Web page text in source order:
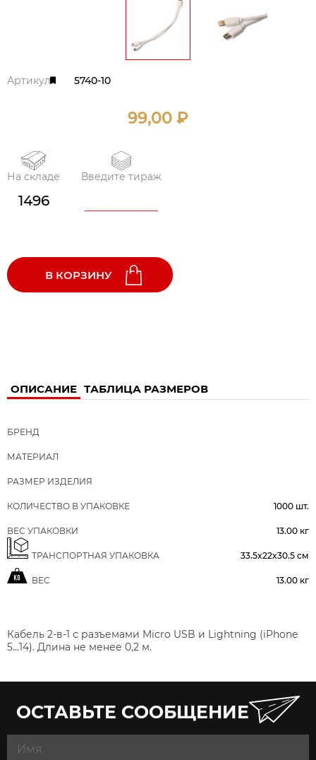
Артикул: 5740-10
99,00 ₽
На складе
1496
Введите тираж
В КОРЗИНУ
ОПИСАНИЕ ТАБЛИЦА РАЗМЕРОВ
БРЕНД
МАТЕРИАЛ
РАЗМЕР ИЗДЕЛИЯ
КОЛИЧЕСТВО В УПАКОВКЕ 1000 шт.
ВЕС УПАКОВКИ 13.00 кг
ТРАНСПОРТНАЯ УПАКОВКА 33.5x22x30.5 см
ВЕС 13.00 кг
Кабель 2-в-1 с разъемами Micro USB и Lightning (iPhone
5...14). Длина не менее 0,2 м.
ОСТАВЬТЕ СООБЩЕНИЕ